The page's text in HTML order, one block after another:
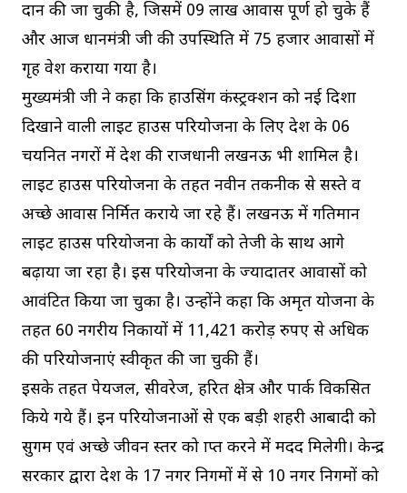
प्रदान की जा चुकी है, जिसमें 09 लाख आवास पूर्ण हो चुके हैं
और आज प्रधानमंत्री जी की उपस्थिति में 75 हजार आवासों में
गृह प्रवेश कराया गया है।
मुख्यमंत्री जी ने कहा कि हाउसिंग कंस्ट्रक्शन को नई दिशा
दिखाने वाली लाइट हाउस परियोजना के लिए देश के 06
चयनित नगरों में प्रदेश की राजधानी लखनऊ भी शामिल है।
लाइट हाउस परियोजना के तहत नवीन तकनीक से सस्ते व
अच्छे आवास निर्मित कराये जा रहे हैं। लखनऊ में गतिमान
लाइट हाउस परियोजना के कार्याें को तेजी के साथ आगे
बढ़ाया जा रहा है। इस परियोजना के ज्यादातर आवासों को
आवंटित किया जा चुका है। उन्होंने कहा कि अमृत योजना के
तहत 60 नगरीय निकायों में 11,421 करोड़ रुपए से अधिक
की परियोजनाएं स्वीकृत की जा चुकी हैं।
इसके तहत पेयजल, सीवरेज, हरित क्षेत्र और पार्क विकसित
किये गये हैं। इन परियोजनाओं से एक बड़ी शहरी आबादी को
सुगम एवं अच्छे जीवन स्तर को प्राप्त करने में मदद मिलेगी। केन्द्र
सरकार द्वारा प्रदेश के 17 नगर निगमों में से 10 नगर निगमों को